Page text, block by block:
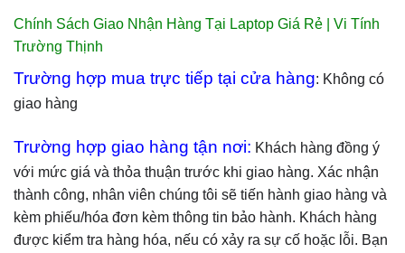
Chính Sách Giao Nhận Hàng Tại Laptop Giá Rẻ | Vi Tính
Trường Thịnh
Trường hợp mua trực tiếp tại cửa hàng: Không có
giao hàng
Trường hợp giao hàng tận nơi: Khách hàng đồng ý
với mức giá và thỏa thuận trước khi giao hàng. Xác nhận
thành công, nhân viên chúng tôi sẽ tiến hành giao hàng và
kèm phiếu/hóa đơn kèm thông tin bảo hành. Khách hàng
được kiểm tra hàng hóa, nếu có xảy ra sự cố hoặc lỗi. Bạn